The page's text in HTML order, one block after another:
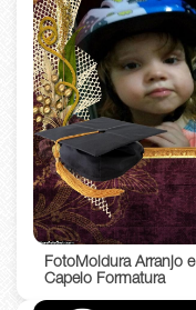
FotoMoldura Arranjo e
Capelo Formatura